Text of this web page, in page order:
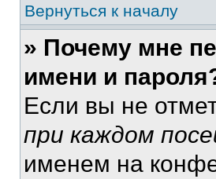
Вернуться к началу
» Почему мне
имени и
Если вы не
при каждом
именем на